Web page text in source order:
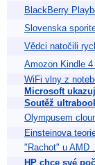
BlackBerry
Slovenska
Vědci natočili
Amozon Kindle
WiFi vlny z
Microsoft
Soutěž
Olympusem
Einsteinova
"Rachot" u AMD .
HP chce své